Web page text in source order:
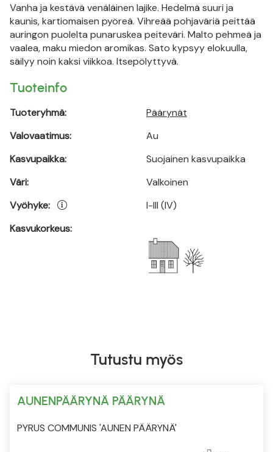
Vanha ja kestävä venäläinen lajike. Hedelmä suuri ja
kaunis, kartiomaisen pyöreä. Vihreää pohjaväriä peittää
auringon puolelta punaruskea peiteväri. Malto pehmeä ja
vaalea, maku miedon aromikas. Sato kypsyy elokuulla,
säilyy noin kaksi viikkoa. Itsepölyttyvä.
Tuoteinfo
Tuoteryhmä:
Valovaatimus:
Kasvupaikka:
Väri:
Vyöhyke:
Kasvukorkeus:
Päärynät
Au
Suojainen kasvupaikka
Valkoinen
I-III (IV)
Tutustu myös
AUNENPÄÄRYNÄ PÄÄRYNÄ
PYRUS COMMUNIS 'AUNEN PÄÄRYNÄ'